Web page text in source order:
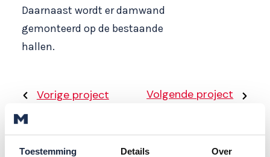
Toestemming Details Over
Daarnaast wordt er damwand
gemonteerd op de bestaande
hallen.
Volgende project
Vorige project